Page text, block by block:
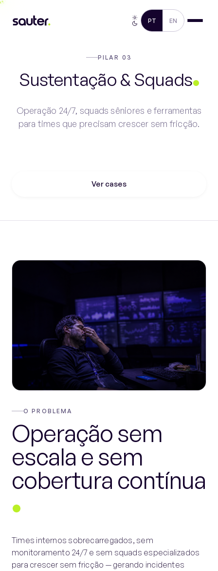
PT EN
PT EN
PILAR 03
Sustentação & Squads
Operação 24/7, squads sêniores e ferramentas
para times que precisam crescer sem fricção.
Ver cases
O PROBLEMA
Operação sem
escala e sem
cobertura contínua
Times internos sobrecarregados, sem
monitoramento 24/7 e sem squads especializados
para crescer sem fricção — gerando incidentes